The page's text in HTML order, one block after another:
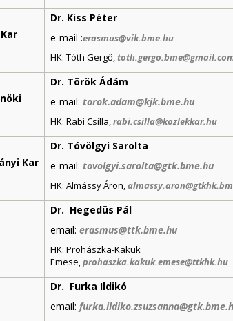
Dr. Kiss Péter
e-mail :erasmus@vik.bme.hu
HK: Tóth Gergő,
Dr. Török Ádám
e-mail: torok.adam@kjk.bme.hu
HK: Rabi Csilla, rabi.csilla@kozlekkar.hu
Kar
Dr. Tóvölgyi Sarolta
e-mail: tovolgyi.sarolta@gtk.bme.hu
HK: Almássy Áron,
Dr. Hegedüs Pál
email: erasmus@ttk.bme.hu
HK: Prohászka-Kakuk
Emese, prohaszka.kakuk.emese@ttkhk.hu
Dr. Furka Ildikó
email: